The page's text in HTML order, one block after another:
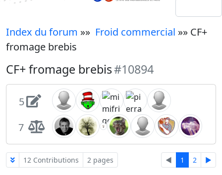
Index du forum »» Froid commercial »» CF+
fromage brebis
CF+ fromage brebis#10894
5
7
12 Contributions 2 pages ◄ 1 2 ►